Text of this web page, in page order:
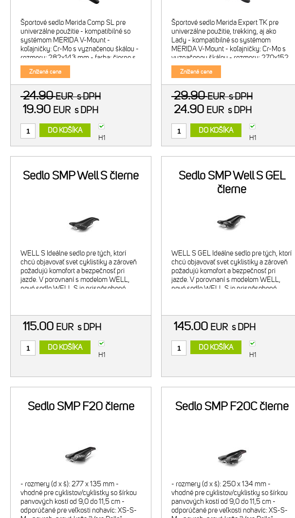
Športové sedlo Merida Comp SL pre
univerzálne použitie - kompatibilné so
systémom MERIDA V-Mount -
koľajničky: Cr-Mo s vyznačenou škálou -
rozmery: 282x143 mm - farba: čierne s
lesklou grafikou - hmotnosť: 325 g
Znížená cena
24.90EURs DPH
19.90 EUR s DPH
DO KOŠÍKA
H1
Športové sedlo Merida Expert TK pre
univerzálne použitie, trekking, aj ako
Lady - kompatibilné so systémom
MERIDA V-Mount - koľajničky: Cr-Mo s
vyznačenou škálou - rozmery: 270x152
mm - farba: čierne s lesklou grafikou -
hmotnosť: 319 g
Znížená cena
29.90EURs DPH
24.90 EUR s DPH
DO KOŠÍKA
H1
Sedlo SMP Well S čierne
WELL S Ideálne sedlo pre tých, ktorí
chcú objavovať svet cyklistiky a zároveň
požadujú komofort a bezpečnosť pri
jazde. V porovnaní s modelom WELL,
nové sedlo WELL S je prispôsobené
115.00 EUR s DPH
DO KOŠÍKA
H1
Sedlo SMP Well S GEL
čierne
WELL S GEL Ideálne sedlo pre tých, ktorí
chcú objavovať svet cyklistiky a zároveň
požadujú komofort a bezpečnosť pri
jazde. V porovnaní s modelom WELL,
nové sedlo WELL S je prispôsobené
145.00 EUR s DPH
DO KOŠÍKA
H1
Sedlo SMP F20 čierne
- rozmery (d x š): 277 x 135 mm -
vhodné pre cyklistov/cyklistky so šírkou
panvových kostí od 9,0 do 11,5 cm -
odporúčané pre veľkosti nohavíc: XS-S-
Sedlo SMP F20C čierne
- rozmery (d x š): 250 x 134 mm -
vhodné pre cyklistov/cyklistky so šírkou
panvových kostí od 9,0 do 11,5 cm -
odporúčané pre veľkosti nohavíc: XS-S-